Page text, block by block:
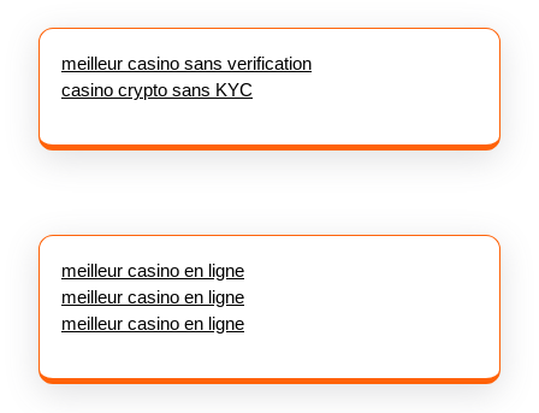
meilleur casino sans verification
casino crypto sans KYC
meilleur casino en ligne
meilleur casino en ligne
meilleur casino en ligne